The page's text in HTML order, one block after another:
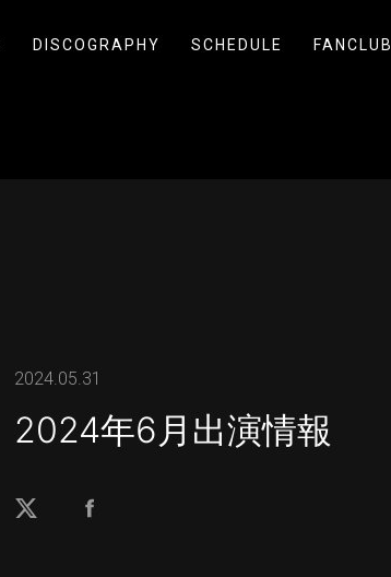
DISCOGRAPHY SCHEDULE FANCLUB
2024.05.31
2024年6月出演情報